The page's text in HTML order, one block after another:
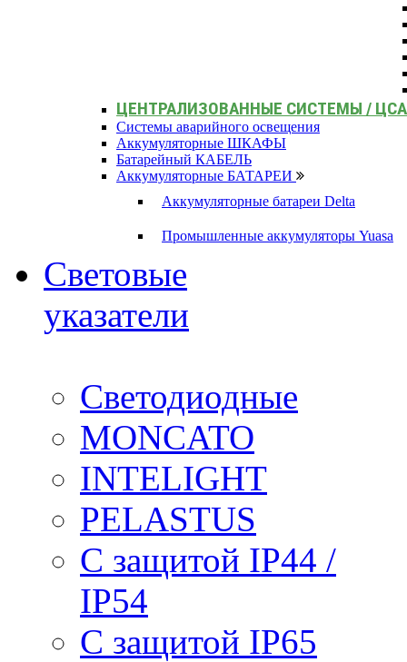
ЦЕНТРАЛИЗОВАННЫЕ СИСТЕМЫ /
Системы аварийного освещения
Аккумуляторные ШКАФЫ
Батарейный КАБЕЛЬ
Аккумуляторные БАТАРЕИ
Аккумуляторные батареи Delta
Промышленные аккумуляторы Yuasa
Световые
указатели
Светодиодные
MONCATO
INTELIGHT
PELASTUS
С защитой IP44 /
IP54
С защитой IP65